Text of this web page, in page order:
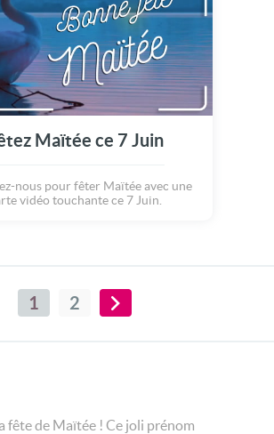
Maïtée ce 7 Juin
nous pour fêter Maïtée avec une
vidéo touchante ce 7 Juin.
1 2
fête de Maïtée ! Ce joli prénom